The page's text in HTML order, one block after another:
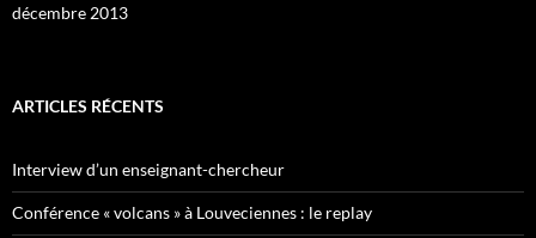
décembre 2013
ARTICLES RÉCENTS
Interview d’un enseignant-chercheur
Conférence « volcans » à Louveciennes : le replay